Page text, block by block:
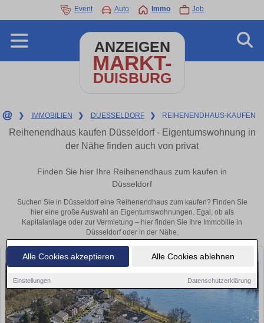
Alle Cookies akzeptieren Alle Cookies ablehnen
Einstellungen Datenschutzerklärung
Event Auto Immo Job
ANZEIGEN
MARKT-
DUISBURG
❯ IMMOBILIEN ❯ DUESSELDORF ❯ REIHENENDHAUS-KAUFEN
Reihenendhaus kaufen Düsseldorf - Eigentumswohnung in
der Nähe finden auch von privat
Finden Sie hier Ihre Reihenendhaus zum kaufen in
Düsseldorf
Suchen Sie in Düsseldorf eine Reihenendhaus zum kaufen? Finden Sie
hier eine große Auswahl an Eigentumswohnungen. Egal, ob als
Kapitalanlage oder zur Vermietung – hier finden Sie Ihre Immobilie in
Düsseldorf oder in der Nähe.